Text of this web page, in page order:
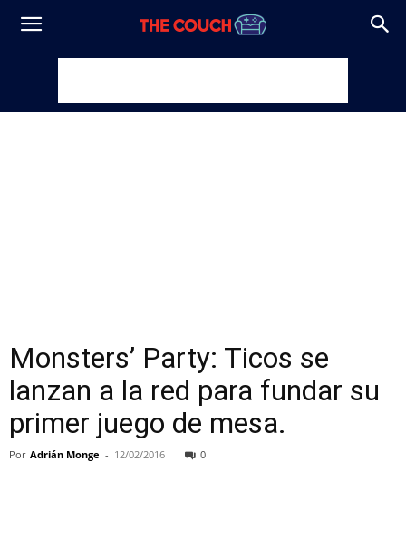
Monsters’ Party: Ticos se
lanzan a la red para fundar su
primer juego de mesa.
Por Adrián Monge - 12/02/2016 0